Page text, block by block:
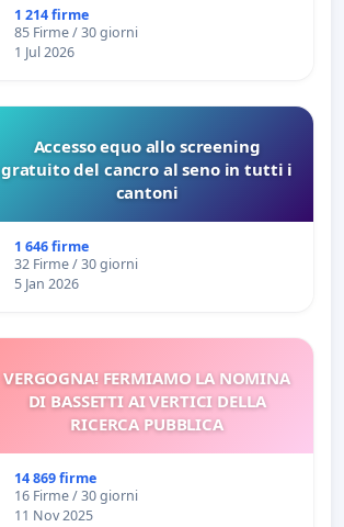
1 214 firme
85 Firme / 30 giorni
1 Jul 2026
Accesso equo allo screening
gratuito del cancro al seno in tutti i
cantoni
1 646 firme
32 Firme / 30 giorni
5 Jan 2026
VERGOGNA! FERMIAMO LA NOMINA
DI BASSETTI AI VERTICI DELLA
RICERCA PUBBLICA
14 869 firme
16 Firme / 30 giorni
11 Nov 2025